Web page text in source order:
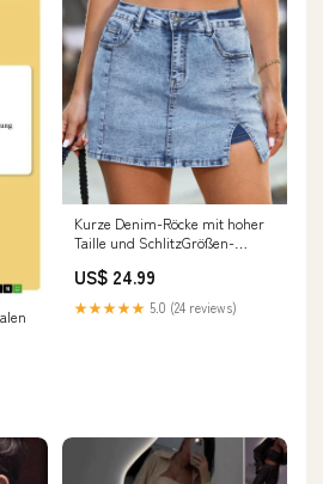
Kurze Denim-Röcke mit hoher
Taille und SchlitzGrößen-
US$ 24.99
★★★★★ 5.0 (24 reviews)